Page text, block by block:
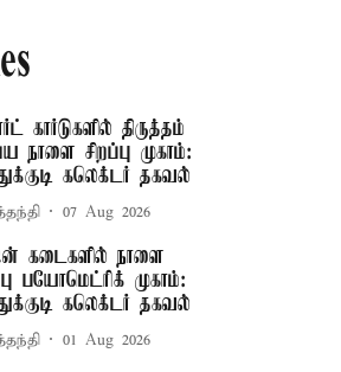
கார்டுகளில் திருத்தம்
நாளை சிறப்பு முகாம்:
கலெக்டர் தகவல்
07 Aug 2026
கடைகளில் நாளை
பயோமெட்ரிக் முகாம்:
கலெக்டர் தகவல்
01 Aug 2026